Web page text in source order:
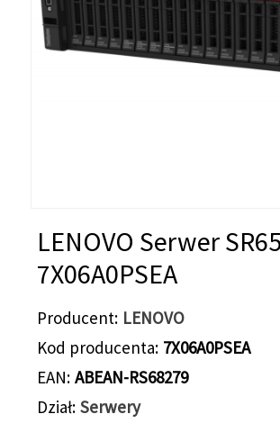
LENOVO Serwer
7X06A0PSEA
Producent LENOVO
Kod producenta 7X06A0PSEA
EAN ABEAN-RS68279
Dział Serwery